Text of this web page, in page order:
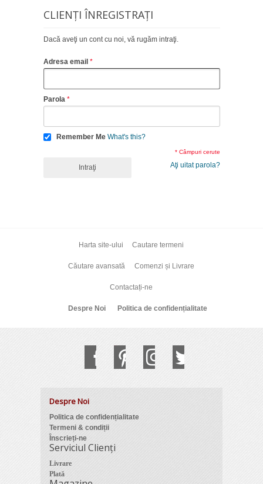
CLIENŢI ÎNREGISTRAŢI
Dacă aveţi un cont cu noi, vă rugăm intraţi.
Adresa email
Parola
Remember Me What's this?
* Câmpuri cerute
Aţi uitat parola?
Intraţi
Harta site-ului Cautare termeni
Căutare avansată Comenzi și Livrare
Contactați-ne
Despre Noi Politica de confidențialitate
Despre Noi
Politica de confidențialitate
Termeni & condiții
Înscrieți-ne
Serviciul Clienți
Livrare
Plată